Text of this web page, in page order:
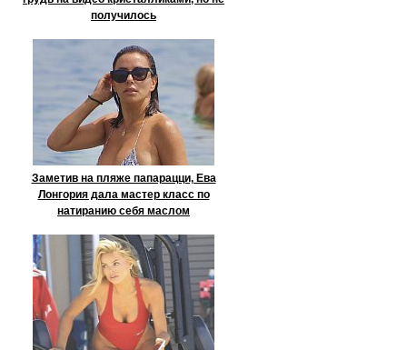
получилось
Заметив на пляже папарацци, Ева
Лонгория дала мастер класс по
натиранию себя маслом